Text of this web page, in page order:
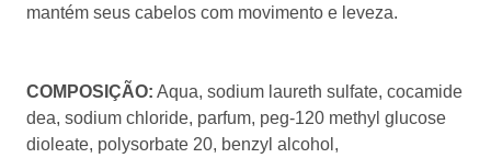
e leveza.
COMPOSIÇÃO:Aqua, sodium laureth sulfate, cocamide
dea, sodium chloride, parfum, peg-120 methyl glucose
dioleate, polysorbate 20, benzyl alcohol, cocamidopropyl